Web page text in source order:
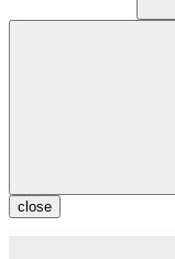
close